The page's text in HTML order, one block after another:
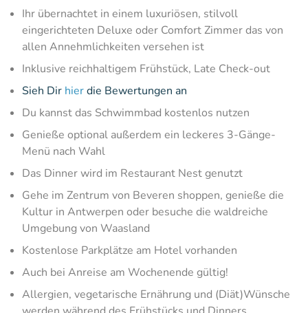
Ihr übernachtet in einem luxuriösen, stilvoll
eingerichteten Deluxe oder Comfort Zimmer das von
allen Annehmlichkeiten versehen ist
Inklusive reichhaltigem Frühstück, Late Check-out
Sieh Dir hierdie Bewertungen an
Du kannst das Schwimmbad kostenlos nutzen
Genieße optional außerdem ein leckeres 3-Gänge-
Menü nach Wahl
Das Dinner wird im Restaurant Nest genutzt
Gehe im Zentrum von Beveren shoppen, genieße die
Kultur in Antwerpen oder besuche die waldreiche
Umgebung von Waasland
Kostenlose Parkplätze am Hotel vorhanden
Auch bei Anreise am Wochenende gültig!
Allergien, vegetarische Ernährung und (Diät)Wünsche